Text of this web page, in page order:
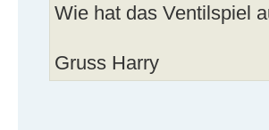
Wie hat das Ventilspiel
Gruss Harry